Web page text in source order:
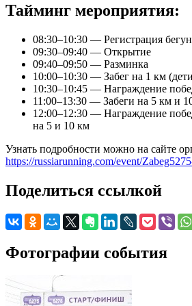
Тайминг мероприятия:
08:30–10:30 — Регистрация
09:30–09:40 — Открытие
09:40–09:50 — Разминка
10:00–10:30 — Забег на 1 км
10:30–10:45 — Награждение
11:00–13:30 — Забеги на 5 км и
12:00–12:30 — Награждение
на 5 и 10 км
Узнать подробности можно на сайте
https://russiarunning.com/event/
Поделиться ссылкой
Фотографии события